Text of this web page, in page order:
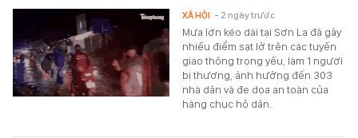
Mưa lớn kéo dài tại Sơn La đã gây
nhiều điểm sạt lở trên các tuyến
giao thông trọng yếu, làm 1 người
bị thương, ảnh hưởng đến 303
nhà dân và đe dọa an toàn của
hàng chục hộ dân.
XÃ HỘI - 2 ngày trước